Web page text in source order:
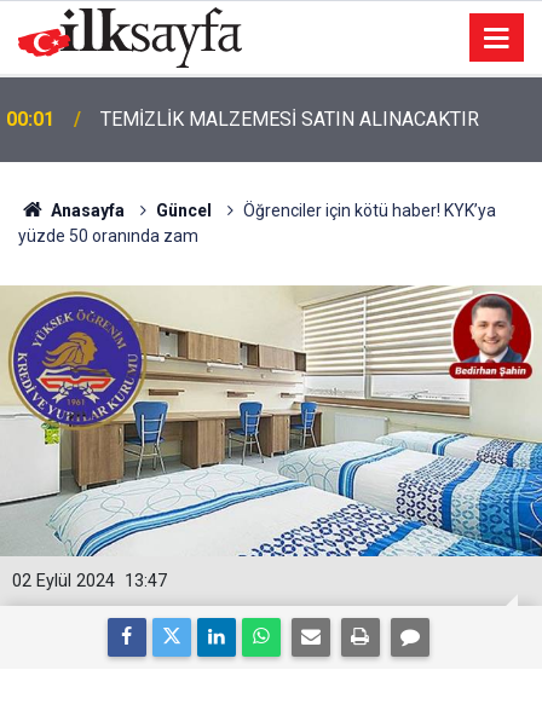
00:01 TEMİZLİK MALZEMESİ SATIN ALINACAKTIR
Anasayfa Güncel
Öğrenciler için kötü haber! KYK’ya
yüzde 50 oranında zam
13:47
02 Eylül 2024